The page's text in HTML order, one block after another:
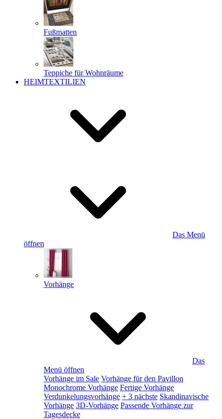
Fußmatten
Teppiche für Wohnräume
HEIMTEXTILIEN
Das Menü
öffnen
Vorhänge
Das
Menü öffnen
Vorhänge im Sale Vorhänge für den Pavillon
Monochrome Vorhänge Fertige Vorhänge
Verdunkelungsvorhänge + 3 nächste Skandinavische
Vorhänge 3D-Vorhänge Passende Vorhänge zur
Tagesdecke